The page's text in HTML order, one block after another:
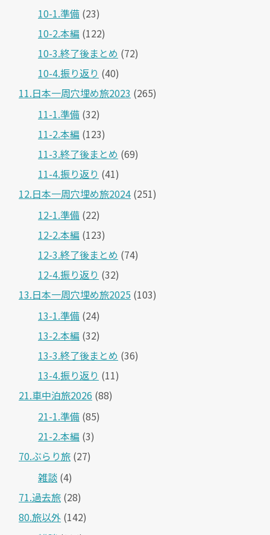
10-1.準備 (23)
10-2.本編 (122)
10-3.終了後まとめ (72)
10-4.振り返り (40)
11.日本一周穴埋め旅2023 (265)
11-1.準備 (32)
11-2.本編 (123)
11-3.終了後まとめ (69)
11-4.振り返り (41)
12.日本一周穴埋め旅2024 (251)
12-1.準備 (22)
12-2.本編 (123)
12-3.終了後まとめ (74)
12-4.振り返り (32)
13.日本一周穴埋め旅2025 (103)
13-1.準備 (24)
13-2.本編 (32)
13-3.終了後まとめ (36)
13-4.振り返り (11)
21.車中泊旅2026 (88)
21-1.準備 (85)
21-2.本編 (3)
70.ぶらり旅 (27)
雑談 (4)
71.過去旅 (28)
80.旅以外 (142)